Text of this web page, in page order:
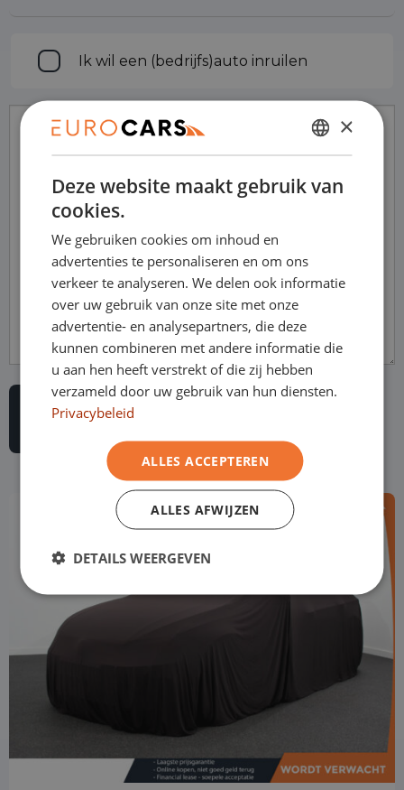
Ik wil een (bedrijfs)auto inruilen
Opmerkingen
DUTCH
ENGLISH
×
Deze website maakt gebruik van
cookies.
We gebruiken cookies om inhoud en
advertenties te personaliseren en om ons
verkeer te analyseren. We delen ook informatie
over uw gebruik van onze site met onze
advertentie- en analysepartners, die deze
kunnen combineren met andere informatie die
u aan hen heeft verstrekt of die zij hebben
verzameld door uw gebruik van hun diensten.
Privacybeleid
ALLES ACCEPTEREN
ALLES AFWIJZEN
DETAILS WEERGEVEN